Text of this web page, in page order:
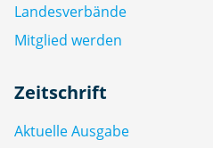
Landesverbände
Mitglied werden
Zeitschrift
Aktuelle Ausgabe